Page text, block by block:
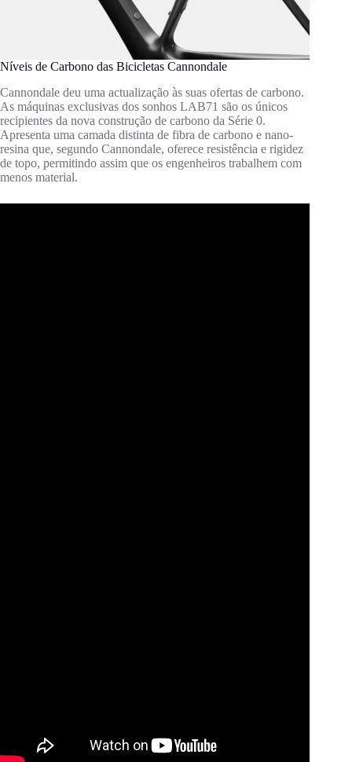
Níveis de Carbono das Bicicletas Cannondale
Cannondale deu uma actualização às suas ofertas de carbono.
As máquinas exclusivas dos sonhos LAB71 são os únicos
recipientes da nova construção de carbono da Série 0.
Apresenta uma camada distinta de fibra de carbono e nano-
resina que, segundo Cannondale, oferece resistência e rigidez
de topo, permitindo assim que os engenheiros trabalhem com
menos material.